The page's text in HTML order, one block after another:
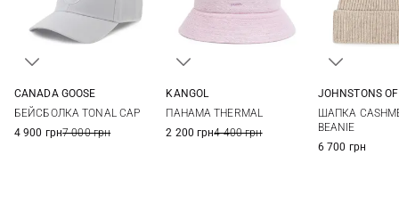
CANADA GOOSE
БЕЙСБОЛКА TONAL CAP
4 900 грн7 000 грн
KANGOL
ПАНАМА THERMAL
2 200 грн4 400 грн
JOHNSTONS
ШАПКА
BEANIE
6 700 грн